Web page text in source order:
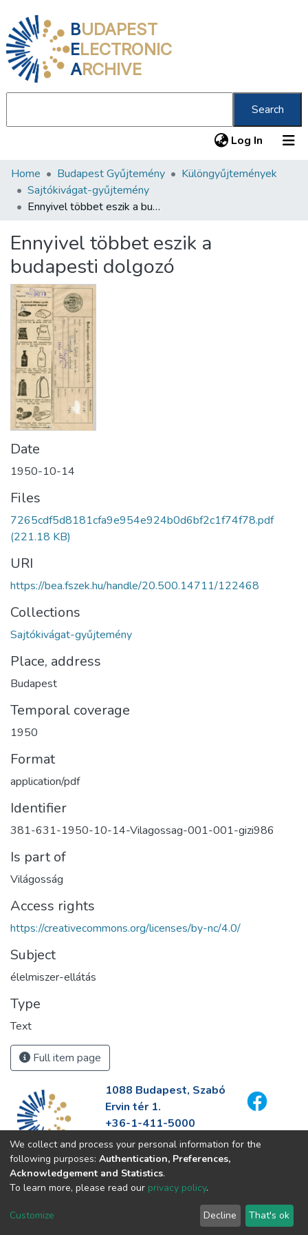
BUDAPEST
ELECTRONIC
ARCHIVE
Search
Log In (current)
Communities & Collections
All of DSpace
About us
Home Budapest Gyűjtemény
Különgyűjtemények
Sajtókivágat-gyűjtemény
Ennyivel többet eszik a budapesti dolgozó
Ennyivel többet eszik a
budapesti dolgozó
Date
1950-10-14
Files
7265cdf5d8181cfa9e954e924b0d6bf2c1f74f78.pdf
(221.18 KB)
URI
https://bea.fszek.hu/handle/20.500.14711/122468
Collections
Sajtókivágat-gyűjtemény
Place, address
Budapest
Temporal coverage
1950
Format
application/pdf
Identifier
381-631-1950-10-14-Vilagossag-001-001-gizi986
Is part of
Világosság
Access rights
https://creativecommons.org/licenses/by-nc/4.0/
Subject
élelmiszer-ellátás
Type
Text
Full item page
1088 Budapest, Szabó
Ervin tér 1.
+36-1-411-5000
info@fszek.hu
https://fszek.hu
We collect and process your personal information for the
following purposes: Authentication, Preferences,
Acknowledgement and Statistics.
To learn more, please read our privacy policy.
Customize Decline That's ok